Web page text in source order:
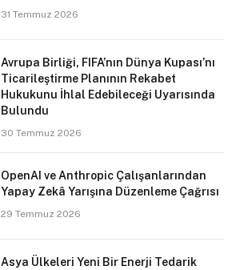
31 Temmuz 2026
Avrupa Birliği, FIFA’nın Dünya Kupası’nı
Ticarileştirme Planının Rekabet
Hukukunu İhlal Edebileceği Uyarısında
Bulundu
30 Temmuz 2026
OpenAI ve Anthropic Çalışanlarından
Yapay Zekâ Yarışına Düzenleme Çağrısı
29 Temmuz 2026
Asya Ülkeleri Yeni Bir Enerji Tedarik